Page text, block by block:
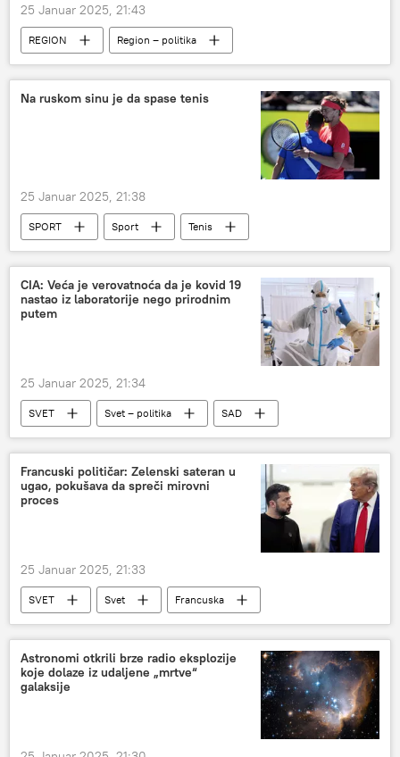
25 Januar 2025, 21:43
REGION
Region – politika
Republika Srpska (RS)
Bosna i Hercegovina (BiH)
Na ruskom sinu je da spase tenis
25 Januar 2025, 21:38
SPORT Sport
Tenis
Aleksander Zverev
CIA: Veća je verovatnoća da je kovid 19
nastao iz laboratorije nego prirodnim
putem
25 Januar 2025, 21:34
SVET Svet – politika SAD
Francuski političar: Zelenski sateran u
ugao, pokušava da spreči mirovni
proces
25 Januar 2025, 21:33
SVET Svet
Francuska
političar
Vladimir Zelenski
pregovori
mir
Astronomi otkrili brze radio eksplozije
koje dolaze iz udaljene „mrtve“
galaksije